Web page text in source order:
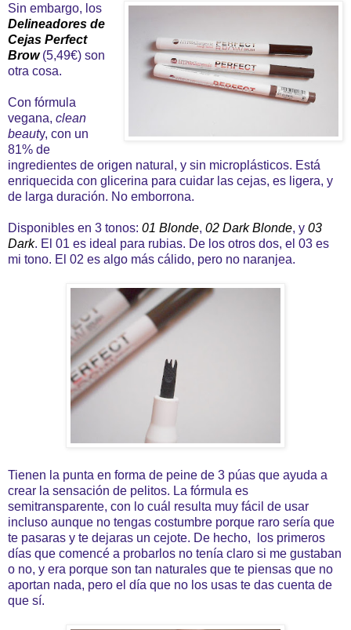
Sin embargo, los
Delineadores de
Cejas Perfect
Brow(5,49€) son
otra cosa.
Con fórmula
vegana, clean
beauty, con un
81% de
ingredientes de origen natural, y sin microplásticos. Está
enriquecida con glicerina para cuidar las cejas, es ligera, y
de larga duración. No emborrona.
Disponibles en 3 tonos: 01 Blonde, 02 Dark Blonde, y 03
Dark. El 01 es ideal para rubias. De los otros dos, el 03 es
mi tono. El 02 es algo más cálido, pero no naranjea.
Tienen la punta en forma de peine de 3 púas que ayuda a
crear la sensación de pelitos. La fórmula es
semitransparente, con lo cuál resulta muy fácil de usar
incluso aunque no tengas costumbre porque raro sería que
te pasaras y te dejaras un cejote. De hecho, los primeros
días que comencé a probarlos no tenía claro si me gustaban
o no, y era porque son tan naturales que te piensas que no
aportan nada, pero el día que no los usas te das cuenta de
que sí.